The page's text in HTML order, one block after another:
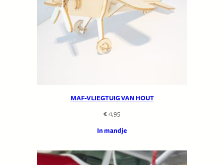
MAF-VLIEGTUIG VAN HOUT
€4,95
In mandje